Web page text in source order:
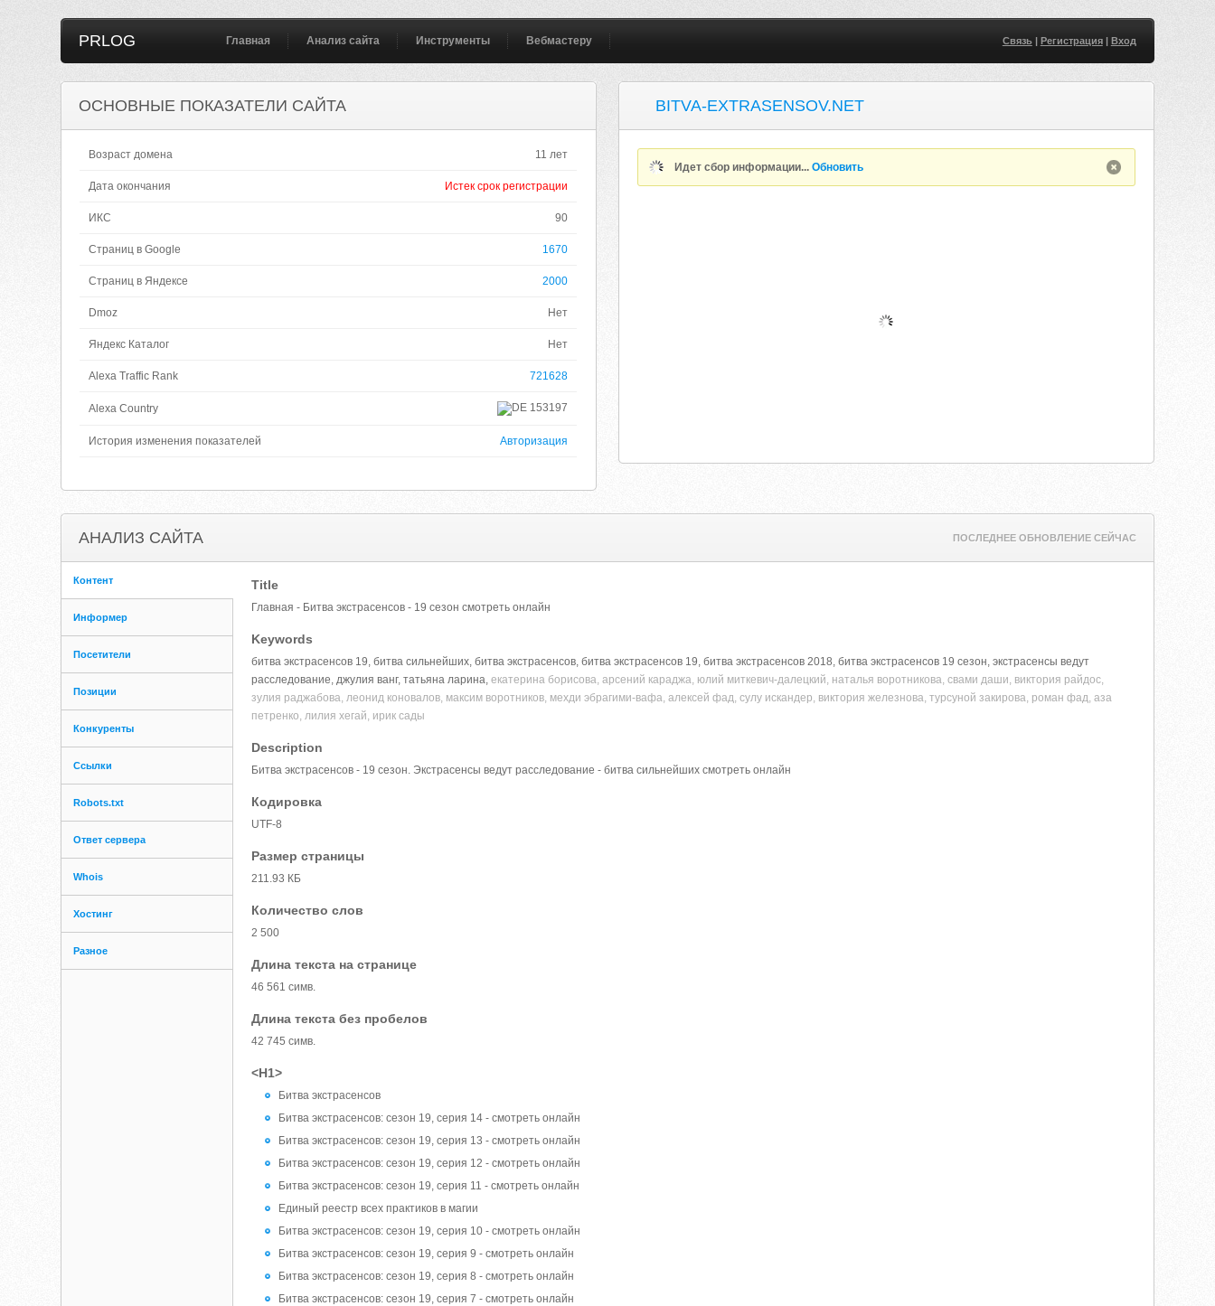
PRLOG Главная Анализ сайта Инструменты Вебмастеру Связь| Регистрация| Вход
ОСНОВНЫЕ ПОКАЗАТЕЛИ САЙТА
Возраст домена 11 лет
Дата окончания Истек срок регистрации
ИКС 90
Страниц в Google 1670
Страниц в Яндексе 2000
Dmoz Нет
Яндекс Каталог Нет
Alexa Traffic Rank 721628
Alexa Country 153197
История изменения показателей Авторизация
BITVA-EXTRASENSOV.NET
Идет сбор информации...Обновить
АНАЛИЗ САЙТА ПОСЛЕДНЕЕ ОБНОВЛЕНИЕ СЕЙЧАС
Контент
Информер
Посетители
Позиции
Конкуренты
Ссылки
Robots.txt
Ответ сервера
Whois
Хостинг
Разное
Title
Главная - Битва экстрасенсов - 19 сезон смотреть онлайн
Keywords
битва экстрасенсов 19, битва сильнейших, битва экстрасенсов, битва экстрасенсов 19, битва экстрасенсов 2018, битва экстрасенсов 19 сезон, экстрасенсы ведут
расследование, джулия ванг, татьяна ларина,екатерина борисова, арсений караджа, юлий миткевич-далецкий, наталья воротникова, свами даши, виктория райдос,
зулия раджабова, леонид коновалов, максим воротников, мехди эбрагими-вафа, алексей фад, сулу искандер, виктория железнова, турсуной закирова, роман фад, аза
петренко, лилия хегай, ирик сады
Description
Битва экстрасенсов - 19 сезон. Экстрасенсы ведут расследование - битва сильнейших смотреть онлайн
Кодировка
UTF-8
Размер страницы
211.93 КБ
Количество слов
2 500
Длина текста на странице
46 561 симв.
Длина текста без пробелов
42 745 симв.
<H1>
Битва экстрасенсов
Битва экстрасенсов: сезон 19, серия 14 - смотреть онлайн
Битва экстрасенсов: сезон 19, серия 13 - смотреть онлайн
Битва экстрасенсов: сезон 19, серия 12 - смотреть онлайн
Битва экстрасенсов: сезон 19, серия 11 - смотреть онлайн
Единый реестр всех практиков в магии
Битва экстрасенсов: сезон 19, серия 10 - смотреть онлайн
Битва экстрасенсов: сезон 19, серия 9 - смотреть онлайн
Битва экстрасенсов: сезон 19, серия 8 - смотреть онлайн
Битва экстрасенсов: сезон 19, серия 7 - смотреть онлайн